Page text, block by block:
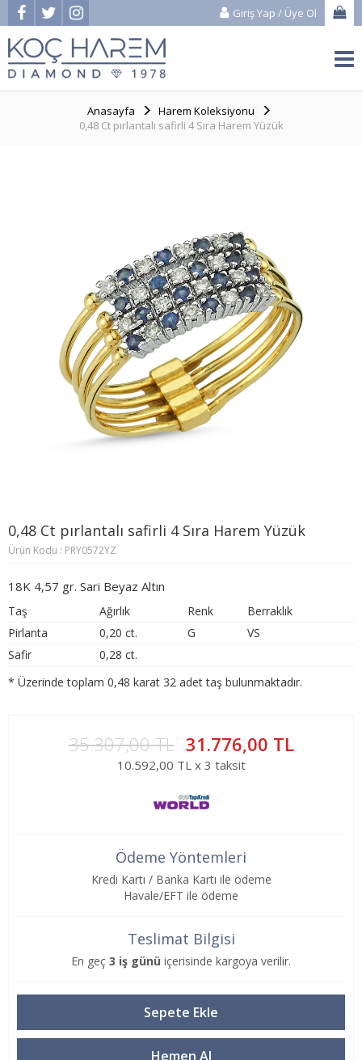
Giriş Yap / Üye Ol
Anasayfa
Harem Koleksiyonu
0,48 Ct pırlantalı safirli 4 Sıra Harem Yüzük
0,48 Ct pırlantalı safirli 4 Sıra Harem Yüzük
Ürün Kodu : PRY0572YZ
18K 4,57 gr. Sari Beyaz Altın
Taş Ağırlık Renk
Berraklık
Pirlanta
0,20 ct. G
VS
Safir
0,28 ct.
* Üzerinde toplam 0,48 karat 32 adet taş bulunmaktadır.
35.307,00 TL 31.776,00 TL
10.592,00 TL x 3 taksit
Ödeme Yöntemleri
Kredi Kartı / Banka Kartı ile ödeme
Havale/EFT ile ödeme
Teslimat Bilgisi
En geç 3 iş günü içerisinde kargoya verilir.